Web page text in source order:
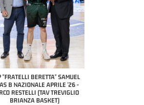
"FRATELLI BERETTA" SAMUEL
B NAZIONALE APRILE '26 -
RESTELLI (TAV TREVIGLIO
BRIANZA BASKET)